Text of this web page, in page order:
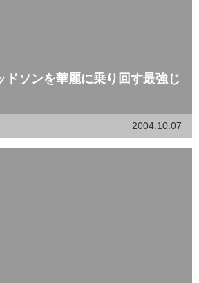
ドソンを華麗に乗り回す最強じ
2004.10.07